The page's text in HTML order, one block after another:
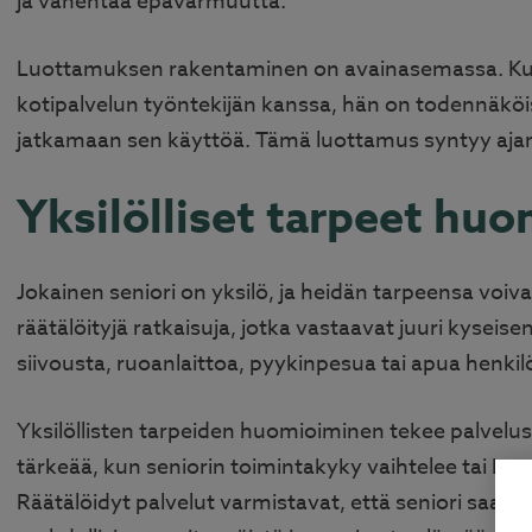
Luottamuksen rakentaminen on avainasemassa.
kotipalvelun työntekijän kanssa, hän on
jatkamaan sen käyttöä. Tämä luottamus syntyy
Yksilölliset tarpeet
Jokainen seniori on yksilö, ja heidän tarpeensa
räätälöityjä ratkaisuja, jotka vastaavat juuri
siivousta, ruoanlaittoa, pyykinpesua tai apua
Yksilöllisten tarpeiden huomioiminen tekee
tärkeää, kun seniorin toimintakyky vaihtelee tai
Räätälöidyt palvelut varmistavat, että seniori saa